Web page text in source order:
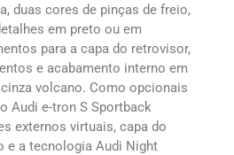
duas cores de pinças de freio,
em preto ou em
para a capa do retrovisor,
e acabamento interno em
volcano. Como opcionais
Audi e-tron S Sportback
externos virtuais, capa do
e a tecnologia Audi Night